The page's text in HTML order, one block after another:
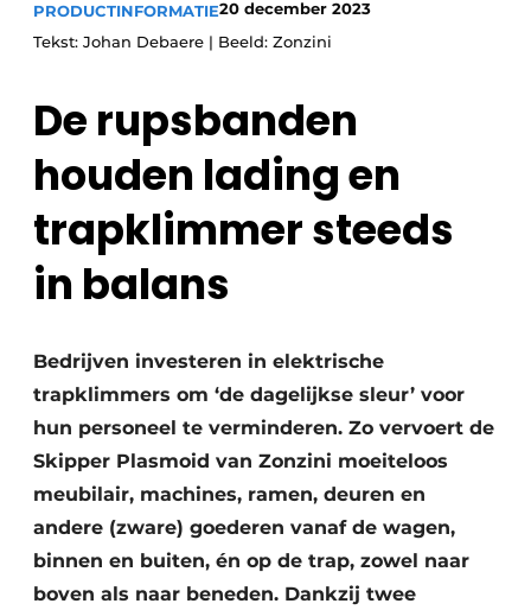
Uitnodiging Rondetafelgesprek – 20 jaar Profiel
Vacatures
Video’s
PRODUCTINFORMATIE20 december 2023
Tekst: Johan Debaere | Beeld: Zonzini
De rupsbanden
houden lading en
trapklimmer steeds
in balans
Bedrijven investeren in elektrische
trapklimmers om ‘de dagelijkse sleur’ voor
hun personeel te verminderen. Zo vervoert de
Skipper Plasmoid van Zonzini moeiteloos
meubilair, machines, ramen, deuren en
andere (zware) goederen vanaf de wagen,
binnen en buiten, én op de trap, zowel naar
boven als naar beneden. Dankzij twee